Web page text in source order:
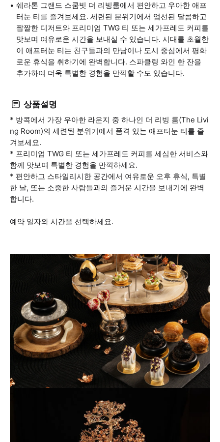
쉐라톤 그랜드 스쿰빗 더 리빙룸에서 편안하고 우아한 애프
터눈 티를 즐겨보세요. 세련된 분위기에서 엄선된 달콤하고
짭짤한 디저트와 프리미엄 TWG 티 또는 세가프레도 커피를
맛보며 여유로운 시간을 보내실 수 있습니다. 시대를 초월한
이 애프터눈 티는 친구들과의 만남이나 도시 중심에서 평화
로운 휴식을 취하기에 완벽합니다. 스파클링 와인 한 잔을
추가하여 더욱 특별한 경험을 만끽할 수도 있습니다.
상품설명
* 방콕에서 가장 우아한 라운지 중 하나인 더 리빙 룸(The Livi
ng Room)의 세련된 분위기에서 품격 있는 애프터눈 티를 즐
겨보세요.
* 프리미엄 TWG 티 또는 세가프레도 커피를 세심한 서비스와
함께 맛보며 특별한 경험을 만끽하세요.
* 편안하고 스타일리시한 공간에서 여유로운 오후 휴식, 특별
한 날, 또는 소중한 사람들과의 즐거운 시간을 보내기에 완벽
합니다.
예약 일자와 시간을 선택하세요.